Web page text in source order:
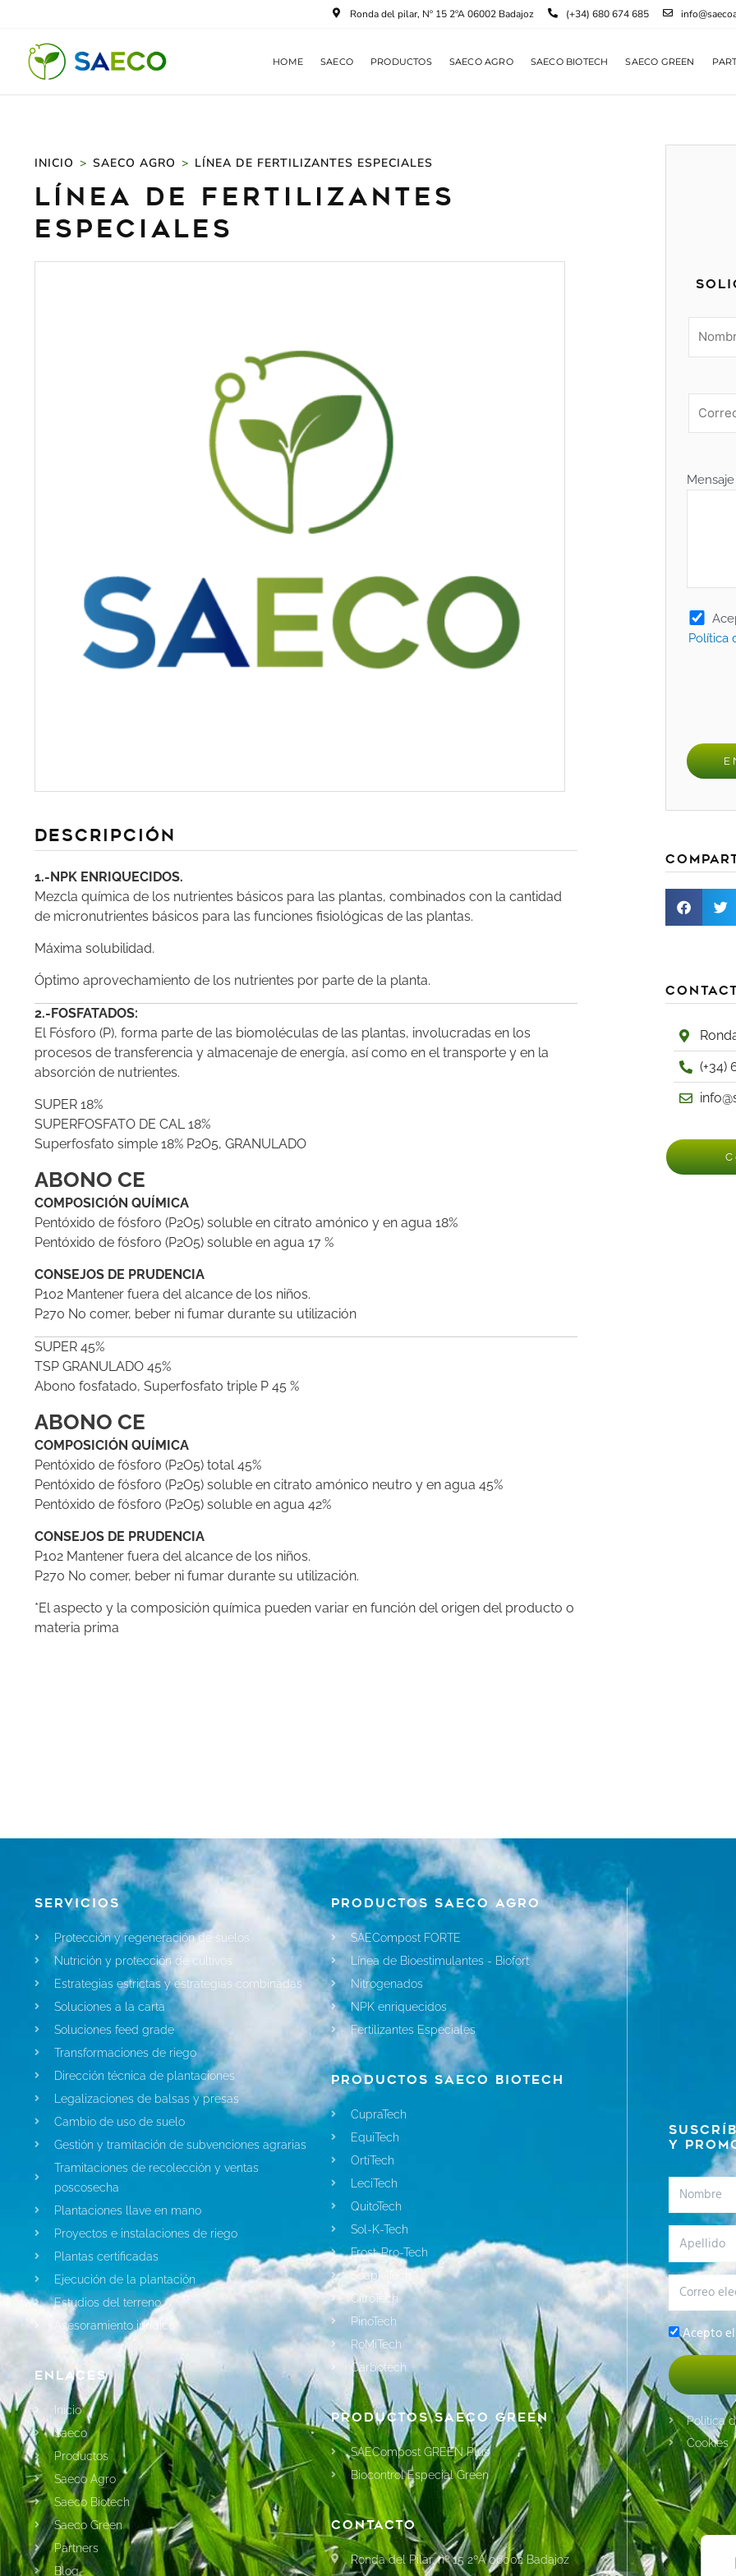
contenido
Ronda del pilar, Nº 15 2ºA 06002 Badajoz (+34) 680 674 685
HOME SAECO PRODUCTOS SAECO AGRO SAECO BIOTECH SAECO GREEN
INICIO > SAECO AGRO > LÍNEA DE FERTILIZANTES ESPECIALES
Línea de Fertilizantes
Especiales
DEscripción
1.-NPK ENRIQUECIDOS.
Mezcla química de los nutrientes básicos para las plantas, combinados con la cantidad
de micronutrientes básicos para las funciones fisiológicas de las plantas.
Máxima solubilidad.
Óptimo aprovechamiento de los nutrientes por parte de la planta.
2.-FOSFATADOS:
El Fósforo (P), forma parte de las biomoléculas de las plantas, involucradas en los
procesos de transferencia y almacenaje de energía, así como en el transporte y en la
absorción de nutrientes.
SUPER 18%
SUPERFOSFATO DE CAL 18%
Superfosfato simple 18% P2O5, GRANULADO
ABONO CE
COMPOSICIÓN QUÍMICA
Pentóxido de fósforo (P2O5) soluble en citrato amónico y en agua 18%
Pentóxido de fósforo (P2O5) soluble en agua 17 %
CONSEJOS DE PRUDENCIA
P102 Mantener fuera del alcance de los niños.
P270 No comer, beber ni fumar durante su utilización
SUPER 45%
TSP GRANULADO 45%
Abono fosfatado, Superfosfato triple P 45 %
ABONO CE
COMPOSICIÓN QUÍMICA
Pentóxido de fósforo (P2O5) total 45%
Pentóxido de fósforo (P2O5) soluble en citrato amónico neutro y en agua 45%
Pentóxido de fósforo (P2O5) soluble en agua 42%
CONSEJOS DE PRUDENCIA
P102 Mantener fuera del alcance de los niños.
P270 No comer, beber ni fumar durante su utilización.
*El aspecto y la composición química pueden variar en función del origen del producto o
materia prima
Mensaje
Política
(+34)
Servicios
Protección y regeneración de suelos
Nutrición y protección de cultivos
Estrategias estrictas y estrategias combinadas
Soluciones a la carta
Soluciones feed grade
Transformaciones de riego
Dirección técnica de plantaciones
Legalizaciones de balsas y presas
Cambio de uso de suelo
Gestión y tramitación de subvenciones agrarias
Tramitaciones de recolección y ventas
poscosecha
Plantaciones llave en mano
Proyectos e instalaciones de riego
Plantas certificadas
Ejecución de la plantación
Estudios del terreno
Asesoramiento jurídico
Enlaces
Inicio
Saeco
Productos
Saeco Agro
Saeco Biotech
Saeco Green
Partners
Blog
Productos Saeco Agro
SAECompost FORTE
Línea de Bioestimulantes - Biofort
Nitrogenados
NPK enriquecidos
Fertilizantes Especiales
Productos Saeco Biotech
CupraTech
EquiTech
OrtiTech
LeciTech
QuitoTech
Sol-K-Tech
Frost-Pro-Tech
Soapk-Tech
CitroTech
PinoTech
RoMiTech
Carbotech
Productos Saeco Green
SAECompost GREEN Plus
Biocontrol Especial Green
Contacto
Ronda del Pilar, nº 15 2ºA 06002 Badajoz
y
Nombre
Correo
Privacidad
Acepto el
Política
Cookies